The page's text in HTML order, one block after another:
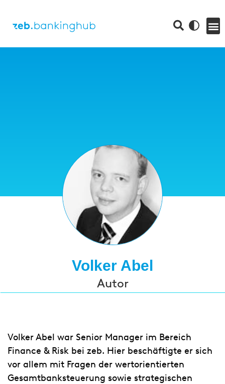
Volker Abel
Autor
Volker Abel war Senior Manager im Bereich
Finance & Risk bei zeb. Hier beschäftigte er sich
vor allem mit Fragen der wertorientierten
Gesamtbanksteuerung sowie strategischen